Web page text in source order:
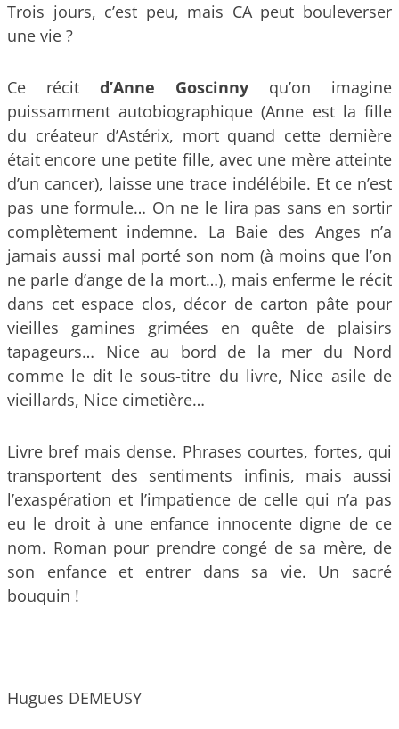
Trois jours, c’est peu, mais CA peut bouleverser
une vie ?
Ce récit d’Anne Goscinny qu’on imagine
puissamment autobiographique (Anne est la fille
du créateur d’Astérix, mort quand cette dernière
était encore une petite fille, avec une mère atteinte
d’un cancer), laisse une trace indélébile. Et ce n’est
pas une formule… On ne le lira pas sans en sortir
complètement indemne. La Baie des Anges n’a
jamais aussi mal porté son nom (à moins que l’on
ne parle d’ange de la mort…), mais enferme le récit
dans cet espace clos, décor de carton pâte pour
vieilles gamines grimées en quête de plaisirs
tapageurs… Nice au bord de la mer du Nord
comme le dit le sous-titre du livre, Nice asile de
vieillards, Nice cimetière…
Livre bref mais dense. Phrases courtes, fortes, qui
transportent des sentiments infinis, mais aussi
l’exaspération et l’impatience de celle qui n’a pas
eu le droit à une enfance innocente digne de ce
nom. Roman pour prendre congé de sa mère, de
son enfance et entrer dans sa vie. Un sacré
bouquin !
Hugues DEMEUSY